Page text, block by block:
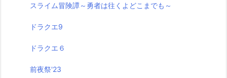
スライム冒険譚～勇者は往くよどこまでも～
ドラクエ9
ドラクエ６
前夜祭'23